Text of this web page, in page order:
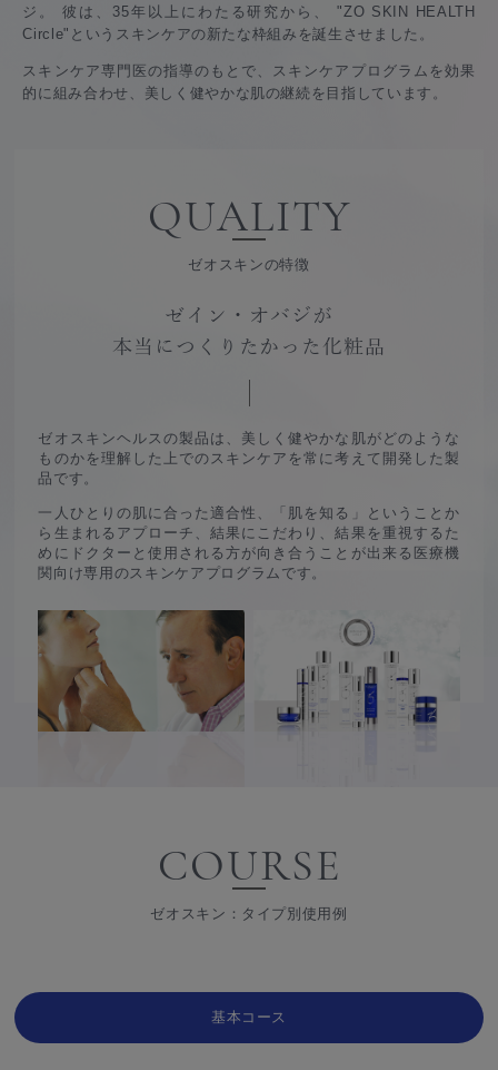
ジ。 彼は、35年以上にわたる研究から、
"ZO SKIN HEALTH
Circle"というスキンケアの新たな枠組みを誕生させました。
スキンケア専門医の指導のもとで、スキンケアプログラムを効果
的に組み合わせ、美しく健やかな肌の継続を目指しています。
QUALITY
ゼオスキンの特徴
ゼイン・オバジが
本当につくりたかった化粧品
ゼオスキンヘルスの製品は、 美しく健やかな肌がどのような
ものかを理解した上でのスキンケアを常に考えて開発した製
品です。
一人ひとりの肌に合った適合性、「肌を知る」ということか
ら生まれるアプローチ、結果にこだわり、結果を重視するた
めにドクターと使用される方が向き合うことが出来る 医療機
関向け専用のスキンケアプログラムです。
COURSE
ゼオスキン：タイプ別使用例
基本コース